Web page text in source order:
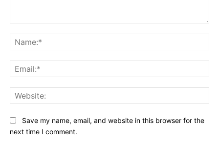
Save my name, email, and website in this browser for the
next time I comment.